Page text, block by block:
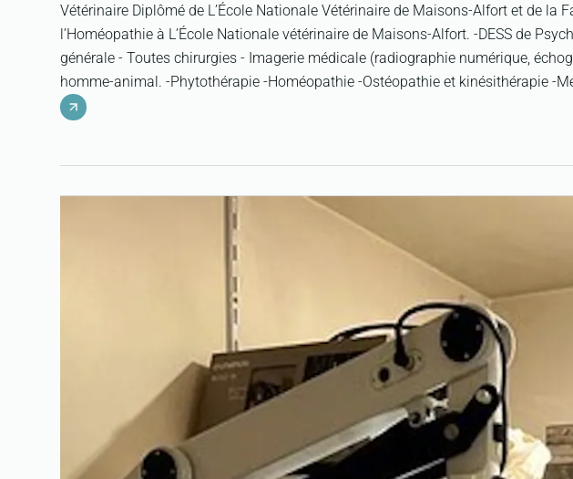
Vétérinaire Diplômé de L’École Nationale Vétérinaire de Maisons-Alfort et de la
l’Homéopathie à L’École Nationale vétérinaire de Maisons-Alfort. -DESS de
générale - Toutes chirurgies - Imagerie médicale (radiographie numérique,
homme-animal. -Phytothérapie -Homéopathie -Ostéopathie et kinésithérapie -